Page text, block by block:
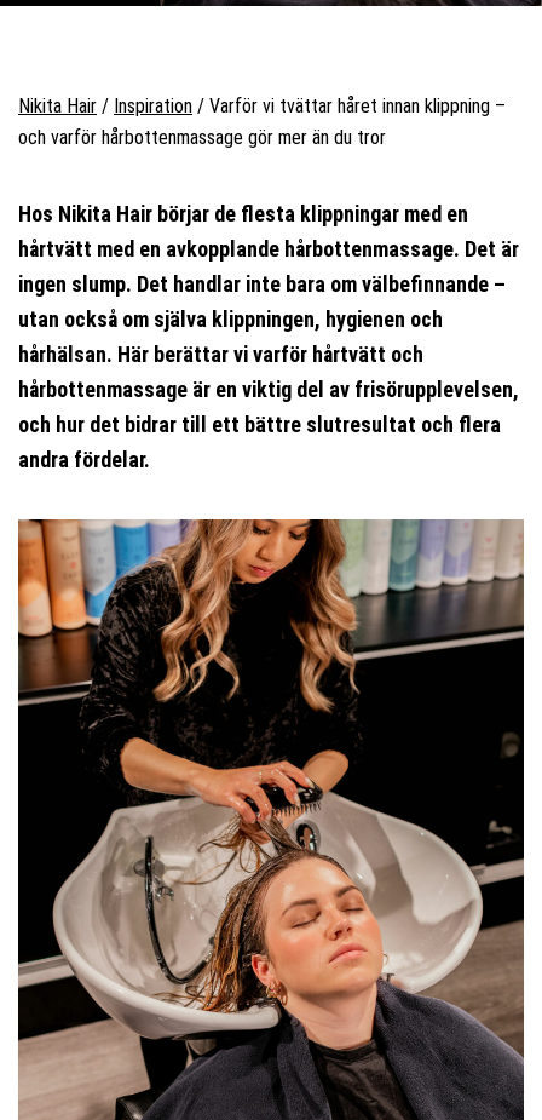
Nikita Hair / Inspiration / Varför vi tvättar håret innan klippning –
och varför hårbottenmassage gör mer än du tror
Hos Nikita Hair börjar de flesta klippningar med en
hårtvätt med en avkopplande hårbottenmassage. Det är
ingen slump. Det handlar inte bara om välbefinnande –
utan också om själva klippningen, hygienen och
hårhälsan. Här berättar vi varför hårtvätt och
hårbottenmassage är en viktig del av frisörupplevelsen,
och hur det bidrar till ett bättre slutresultat och flera
andra fördelar.